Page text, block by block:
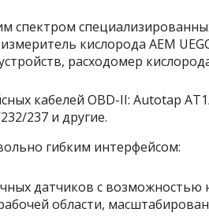
спектром
кислорода AEM
расходомер
кабелей OBD-II: Autotap
237 и другие.
гибким интерфейсом:
датчиков с возможностью
области,